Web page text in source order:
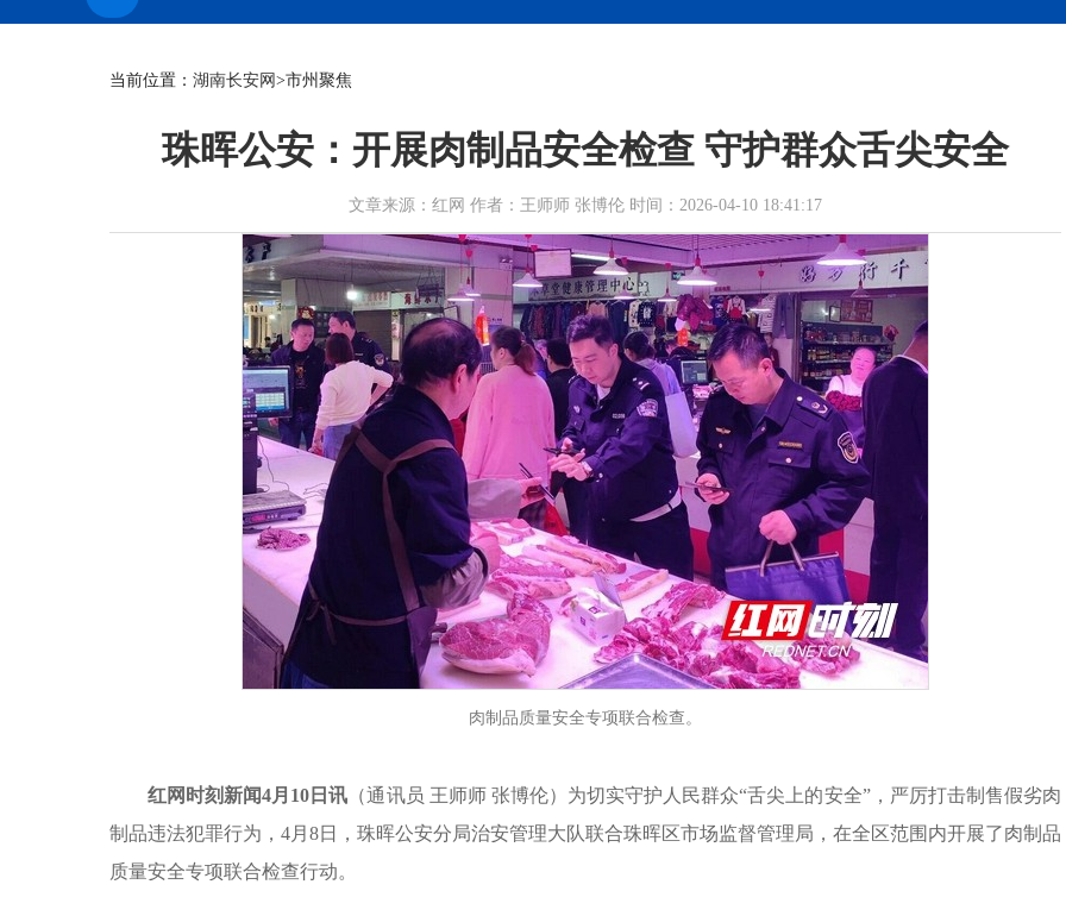
当前位置： 湖南长安网 >市州聚焦
珠晖公安：开展肉制品安全检查 守护群众舌尖安全
文章来源：红网 作者：王师师 张博伦 时间：2026-04-10 18:41:17
肉制品质量安全专项联合检查。
红网时刻新闻4月10日讯 （通讯员 王师师 张博伦）为切实守护人民群众“舌尖上的安全”，严厉打击制售假劣肉
制品违法犯罪行为，4月8日，珠晖公安分局治安管理大队联合珠晖区市场监督管理局，在全区范围内开展了肉制品
质量安全专项联合检查行动。